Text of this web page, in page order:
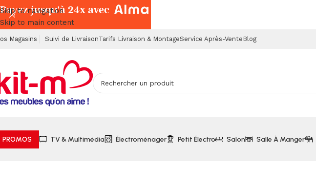
Skip to navigation
Skip to main content
Magasins Suivi de LivraisonTarifs Livraison & MontageService Après-Vente Blog
PROMOS TV & Multimédia Électroménager Petit Électro Salon Salle À Manger
Payez jusqu'à 24x avec